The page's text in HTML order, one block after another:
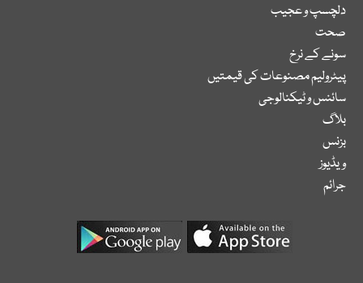
دلچسپ و عجیب
صحت
سونے کے نرخ
پیٹرولیم مصنوعات کی قیمتیں
سائنس و ٹیکنالوجی
بلاگ
بزنس
ویڈیوز
جرائم